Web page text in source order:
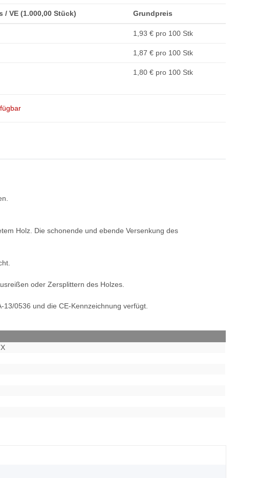
/ VE (1.000,00 Stück) Grundpreis
1,93 € pro 100 Stk
1,87 € pro 100 Stk
1,80 € pro 100 Stk
Holz. Die schonende und ebende Versenkung des
oder Zersplittern des Holzes.
0536 und die CE-Kennzeichnung verfügt.